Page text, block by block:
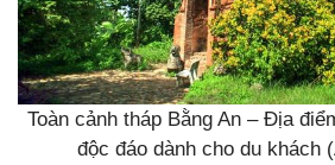
Toàn cảnh tháp Bằng An – Địa
độc đáo dành cho du khách